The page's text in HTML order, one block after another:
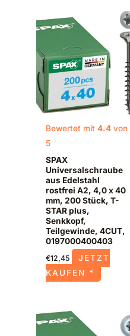
Bewertet mit4.4 von
5
SPAX
Universalschraube
aus Edelstahl
rostfrei A2, 4,0 x 40
mm, 200 Stück, T-
STAR plus,
Senkkopf,
Teilgewinde, 4CUT,
0197000400403
€12,45
JETZT
KAUFEN *